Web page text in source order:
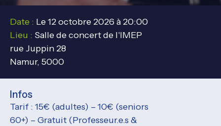
Date : Le 12 octobre 2026 à 20:00
Lieu : Salle de concert de l'IMEP
rue Juppin 28
Namur, 5000
Infos
Tarif : 15€ (adultes) – 10€ (seniors
60+) – Gratuit (Professeur.e.s &